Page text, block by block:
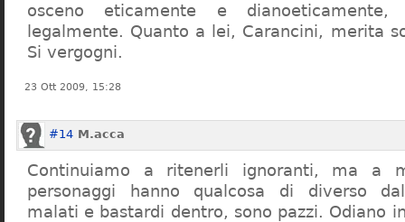
osceno eticamente e dianoeticamente,
legalmente. Quanto a lei, Carancini, merita
Si vergogni.
23 Ott 2009, 15:28
#14 M.acca
Continuiamo a ritenerli ignoranti, ma a
personaggi hanno qualcosa di diverso
malati e bastardi dentro, sono pazzi. Odiano